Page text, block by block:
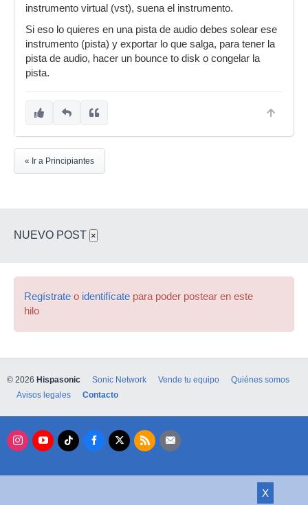
instrumento virtual (vst), suena el instrumento.
Si eso lo quieres en una pista de audio debes solear ese
instrumento (pista) y exportar lo que salga, para tener la
pista de audio, hacer un bounce to disk o congelar la
pista.
« Ir a Principiantes
NUEVO POST ×
Regístrate o identifícate para poder postear en este
hilo
X
© 2026 Hispasonic Sonic Network Vende tu equipo
Quiénes somos
Avisos legales
Contacto